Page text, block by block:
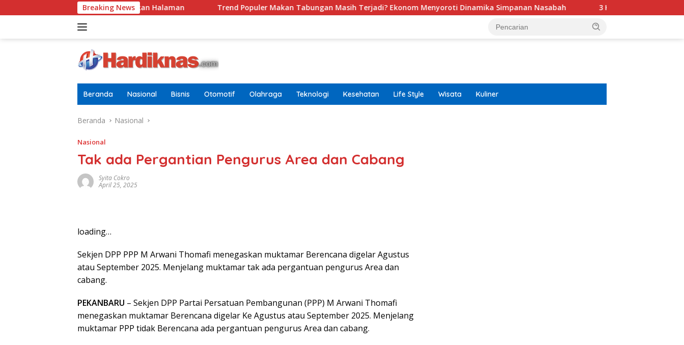
ke
Breaking News
Kosong dan Bersihkan Halaman Trend Populer Makan Tabungan Masih Terjadi? Ekonom Menyoroti Dinamika Simpanan Nasabah 3 Kendaraan Pribadi Jagoan Suzuki Bisa
Beranda Nasional Bisnis Otomotif Olahraga Teknologi Kesehatan Life Style Wisata Kuliner
Beranda Nasional
Nasional
Tak ada Pergantian Pengurus Area dan Cabang
Syita Cokro
April 25, 2025
loading…
Sekjen DPP PPP M Arwani Thomafi menegaskan muktamar Berencana digelar Agustus
atau September 2025. Menjelang muktamar tak ada pergantuan pengurus Area dan
cabang.
PEKANBARU – Sekjen DPP Partai Persatuan Pembangunan (PPP) M Arwani Thomafi
menegaskan muktamar Berencana digelar Ke Agustus atau September 2025. Menjelang
muktamar PPP tidak Berencana ada pergantuan pengurus Area dan cabang.